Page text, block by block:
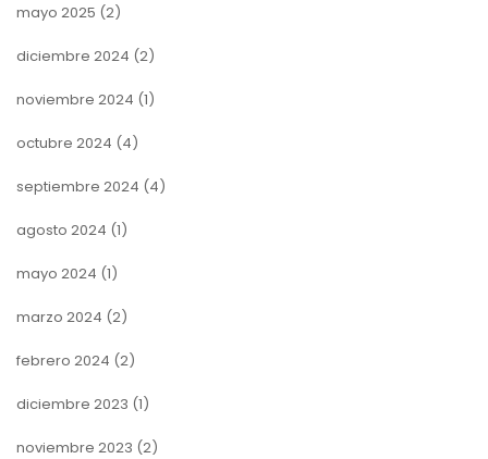
mayo 2025 (2)
diciembre 2024 (2)
noviembre 2024 (1)
octubre 2024 (4)
septiembre 2024 (4)
agosto 2024 (1)
mayo 2024 (1)
marzo 2024 (2)
febrero 2024 (2)
diciembre 2023 (1)
noviembre 2023 (2)